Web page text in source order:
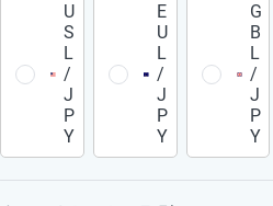
U
S
L
/
J
P
Y
E
U
L
/
J
P
Y
G
B
L
/
J
P
Y